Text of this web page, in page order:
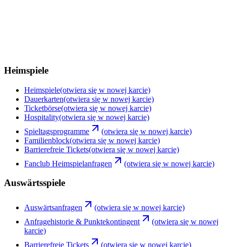
Heimspiele
Heimspiele(otwiera się w nowej karcie)
Dauerkarten(otwiera się w nowej karcie)
Ticketbörse(otwiera się w nowej karcie)
Hospitality(otwiera się w nowej karcie)
Spieltagsprogramme
(otwiera się w nowej karcie)
Familienblock(otwiera się w nowej karcie)
Barrierefreie Tickets(otwiera się w nowej karcie)
Fanclub Heimspielanfragen
(otwiera się w nowej karcie)
Auswärtsspiele
Auswärtsanfragen
(otwiera się w nowej karcie)
Anfragehistorie & Punktekontingent
(otwiera się w nowej
karcie)
Barrierefreie Tickets
(otwiera się w nowej karcie)